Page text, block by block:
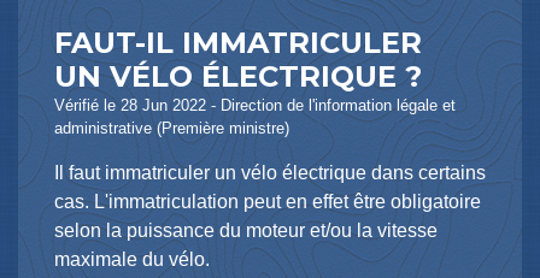
FAUT-IL IMMATRICULER
UN VÉLO ÉLECTRIQUE ?
Vérifié le 28 Jun 2022 - Direction de l'information légale et
administrative (Première ministre)
Il faut immatriculer un vélo électrique dans certains
cas. L'immatriculation peut en effet être obligatoire
selon la puissance du moteur et/ou la vitesse
maximale du vélo.